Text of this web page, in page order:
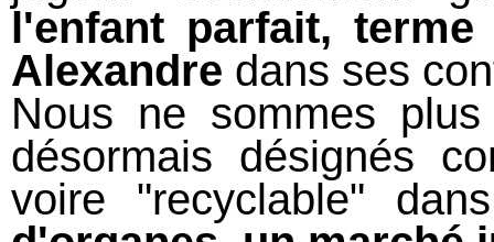
l'enfant parfait,
Alexandre dans ses
Nous ne sommes
désormais désignés
voire "recyclable"